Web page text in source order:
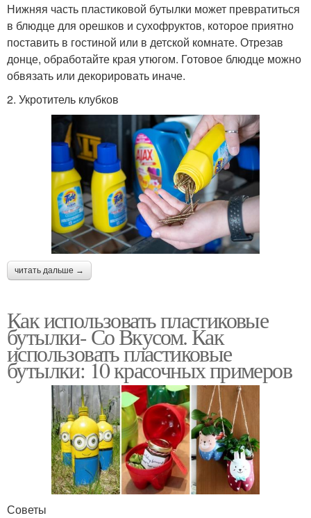
Нижняя часть пластиковой бутылки может превратиться
в блюдце для орешков и сухофруктов, которое приятно
поставить в гостиной или в детской комнате. Отрезав
донце, обработайте края утюгом. Готовое блюдце можно
обвязать или декорировать иначе.
2. Укротитель клубков
читать дальше →
Как использовать пластиковые
бутылки- Со Вкусом. Как
использовать пластиковые
бутылки: 10 красочных примеров
Советы